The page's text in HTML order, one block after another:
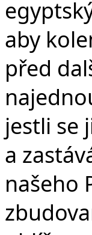
aby
před
jestli se
a
našeho